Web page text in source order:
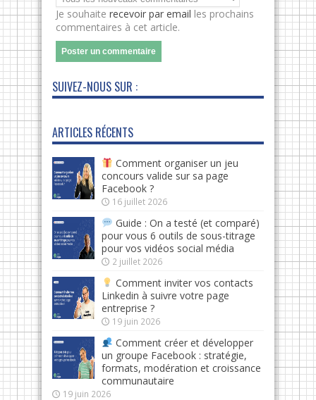
Je souhaite recevoir par email les prochains
commentaires à cet article.
SUIVEZ-NOUS SUR :
ARTICLES RÉCENTS
Comment organiser un jeu
concours valide sur sa page
Facebook ?
16 juillet 2026
Guide : On a testé (et comparé)
pour vous 6 outils de sous-titrage
pour vos vidéos social média
2 juillet 2026
Comment inviter vos contacts
Linkedin à suivre votre page
entreprise ?
19 juin 2026
Comment créer et développer
un groupe Facebook : stratégie,
formats, modération et croissance
communautaire
19 juin 2026